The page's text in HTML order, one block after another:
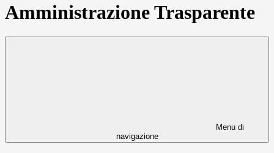
Amministrazione Trasparente
Menu di
navigazione